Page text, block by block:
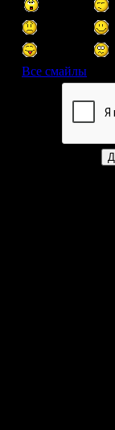
Все смайлы